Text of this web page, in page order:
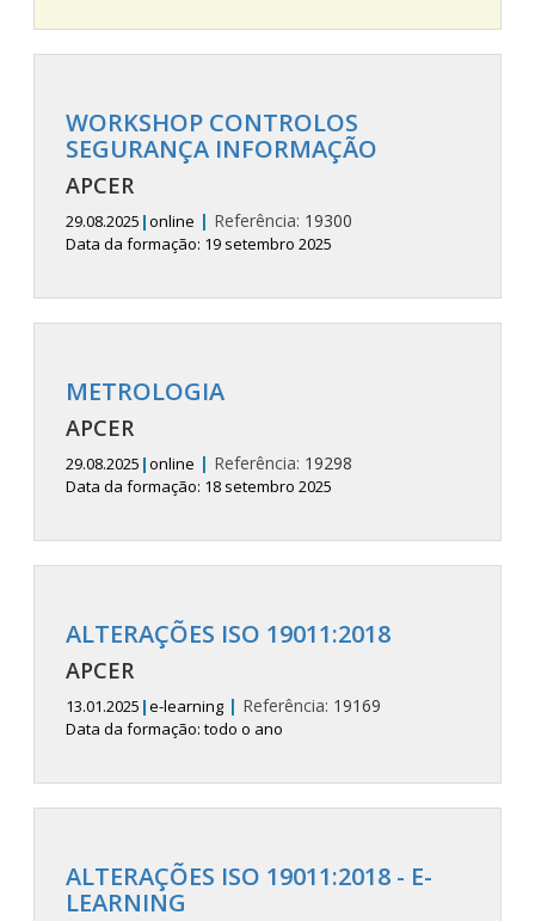
WORKSHOP CONTROLOS
SEGURANÇA INFORMAÇÃO
APCER
29.08.2025 |online | Referência: 19300
Data da formação: 19 setembro 2025
METROLOGIA
APCER
29.08.2025 |online | Referência: 19298
Data da formação: 18 setembro 2025
ALTERAÇÕES ISO 19011:2018
APCER
13.01.2025 |e-learning | Referência: 19169
Data da formação: todo o ano
ALTERAÇÕES ISO 19011:2018 - E-
LEARNING